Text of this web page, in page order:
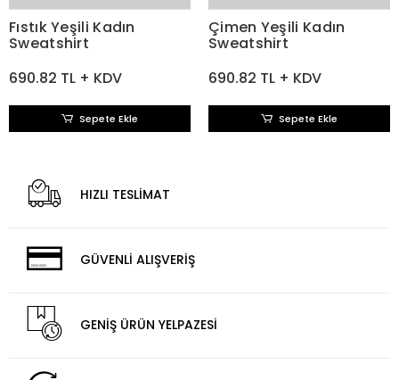
Fıstık Yeşili Kadın
Sweatshirt
690.82 TL + KDV
Sepete Ekle
Çimen Yeşili Kadın
Sweatshirt
690.82 TL + KDV
Sepete Ekle
HIZLI TESLİMAT
GÜVENLİ ALIŞVERİŞ
GENİŞ ÜRÜN YELPAZESİ